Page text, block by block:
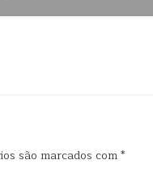
são marcados com*